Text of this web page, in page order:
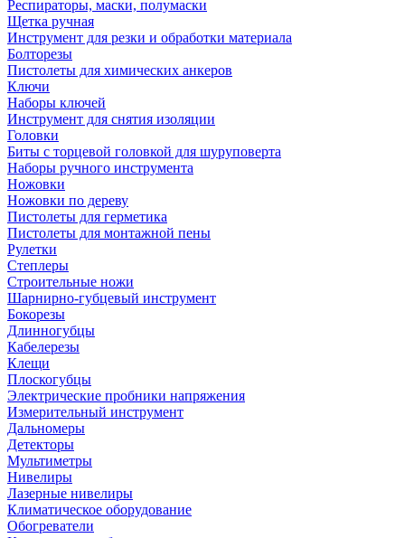
Респираторы, маски, полумаски
Щетка ручная
Инструмент для резки и обработки материала
Болторезы
Пистолеты для химических анкеров
Ключи
Наборы ключей
Инструмент для снятия изоляции
Головки
Биты с торцевой головкой для шуруповерта
Наборы ручного инструмента
Ножовки
Ножовки по дереву
Пистолеты для герметика
Пистолеты для монтажной пены
Рулетки
Степлеры
Строительные ножи
Шарнирно-губцевый инструмент
Бокорезы
Длинногубцы
Кабелерезы
Клещи
Плоскогубцы
Электрические пробники напряжения
Измерительный инструмент
Дальномеры
Детекторы
Мультиметры
Нивелиры
Лазерные нивелиры
Климатическое оборудование
Обогреватели